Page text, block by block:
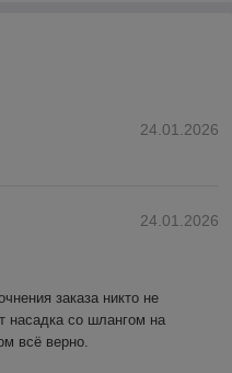
24.01.2026
24.01.2026
заказа никто не
насадка со шлангом на
всё верно.